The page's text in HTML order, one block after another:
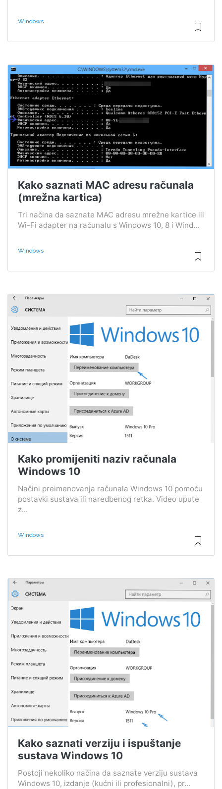
Windows
Kako saznati MAC adresu računala
(mrežna kartica)
Tri načina da saznate MAC adresu mrežne kartice ili
Wi-Fi adapter na računalu s Windows 10, 8 i Wind...
Windows
Kako promijeniti naziv računala
Windows 10
Načini preimenovanja računala Windows 10 pomoću
postavki sustava ili naredbenog retka. Video upute
z...
Windows
Kako saznati verziju i ispuštanje
sustava Windows 10
Postoji nekoliko načina da saznate verziju sustava
Windows 10, izdanje (kućni ili profesionalni), pr...